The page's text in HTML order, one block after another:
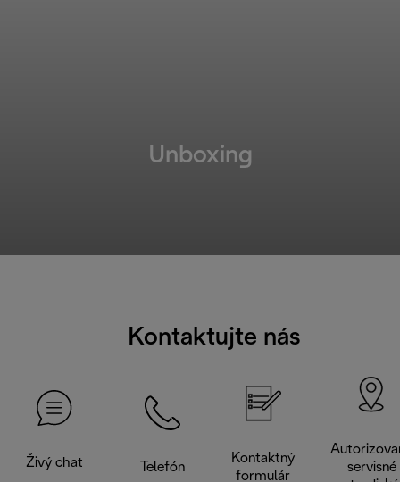
Unboxing
Kontaktujte nás
Živý chat Telefón
Kontaktný
formulár
servisné